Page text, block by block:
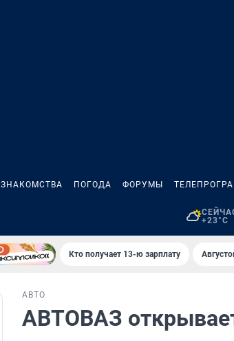
ЗНАКОМСТВА ПОГОДА ФОРУМЫ
+23°C
Кто получает 13-ю зарплату
АВТО
АВТОВАЗ